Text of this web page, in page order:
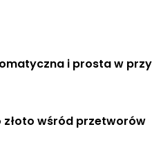
i prosta w
wśród przetworów